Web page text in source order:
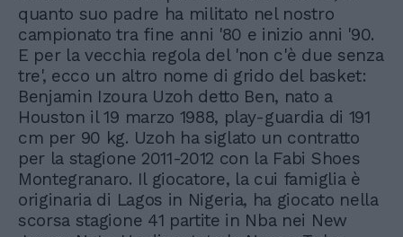
quanto suo padre ha militato nel nostro
campionato tra fine anni '80 e inizio anni '90.
E per la vecchia regola del 'non c'è due senza
tre', ecco un altro nome di grido del basket:
Benjamin Izoura Uzoh detto Ben, nato a
Houston il 19 marzo 1988, play-guardia di 191
cm per 90 kg. Uzoh ha siglato un contratto
per la stagione 2011-2012 con la Fabi Shoes
Montegranaro. Il giocatore, la cui famiglia è
originaria di Lagos in Nigeria, ha giocato nella
scorsa stagione 41 partite in Nba nei New